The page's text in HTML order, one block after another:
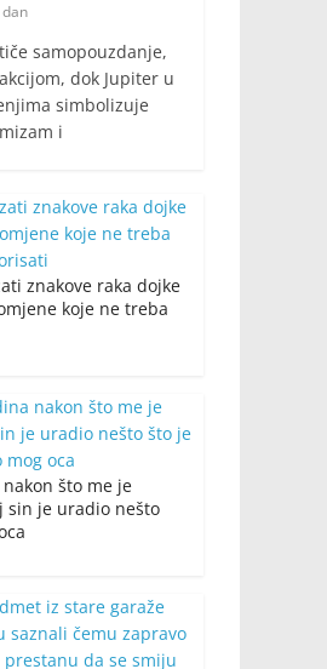
dan
samopouzdanje,
dok Jupiter u
simbolizuje
i
znakove raka dojke
koje ne treba
što me je
sin je uradio nešto